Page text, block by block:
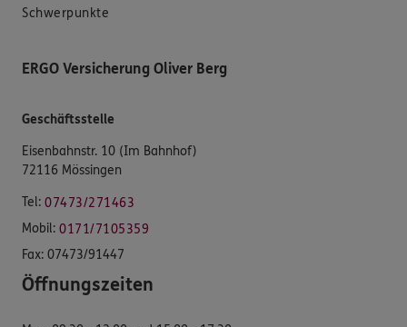
Schwerpunkte
ERGO Versicherung Oliver Berg
Geschäftsstelle
Eisenbahnstr. 10 (Im Bahnhof)
72116 Mössingen
Tel: 07473/271463
Mobil: 0171/7105359
Fax: 07473/91447
Öffnungszeiten